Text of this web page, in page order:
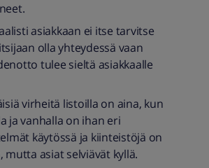
asiakkaan ei itse tarvitse
olla yhteydessä vaan
tulee sieltä asiakkaalle
virheitä listoilla on aina, kun
ja vanhalla on ihan eri
käytössä ja kiinteistöjä on
mutta asiat selviävät kyllä.